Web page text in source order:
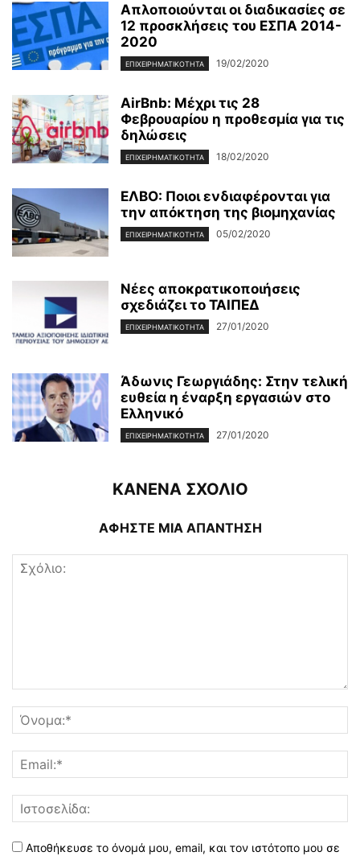
Απλοποιούνται οι διαδικασίες σε
12 προσκλήσεις του ΕΣΠΑ 2014-
2020
ΕΠΙΧΕΙΡΗΜΑΤΙΚΌΤΗΤΑ 19/02/2020
AirBnb: Μέχρι τις 28
Φεβρουαρίου η προθεσμία για τις
δηλώσεις
ΕΠΙΧΕΙΡΗΜΑΤΙΚΌΤΗΤΑ 18/02/2020
ΕΛΒΟ: Ποιοι ενδιαφέρονται για
την απόκτηση της βιομηχανίας
ΕΠΙΧΕΙΡΗΜΑΤΙΚΌΤΗΤΑ 05/02/2020
Νέες αποκρατικοποιήσεις
σχεδιάζει το ΤΑΙΠΕΔ
ΕΠΙΧΕΙΡΗΜΑΤΙΚΌΤΗΤΑ 27/01/2020
Άδωνις Γεωργιάδης: Στην τελική
ευθεία η έναρξη εργασιών στο
Ελληνικό
ΕΠΙΧΕΙΡΗΜΑΤΙΚΌΤΗΤΑ 27/01/2020
ΚΑΝΕΝΑ ΣΧΟΛΙΟ
ΑΦΗΣΤΕ ΜΙΑ ΑΠΑΝΤΗΣΗ
Αποθήκευσε το όνομά μου, email, και τον ιστότοπο μου σε